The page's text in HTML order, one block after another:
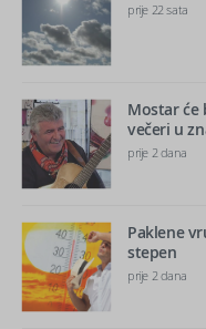
prije 22 sata
Mostar će
večeri u
prije 2 dana
Paklene
stepen
prije 2 dana